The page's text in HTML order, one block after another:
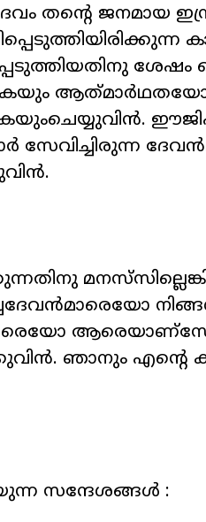
തന്റെ ജനമായ
സേവിച്ചിരുന്ന
ഞാനും
സന്ദേശങ്ങൾ :